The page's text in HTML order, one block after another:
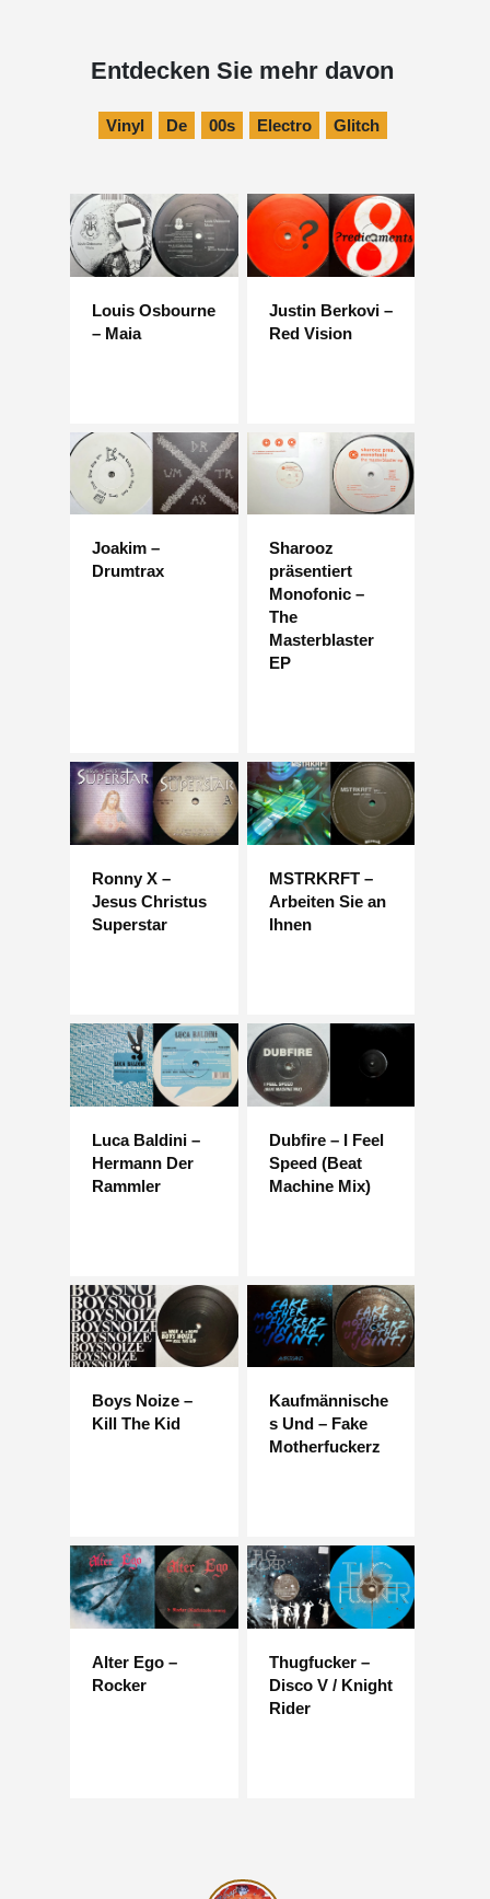
Entdecken Sie mehr davon
Vinyl De 00s Electro Glitch
Louis Osbourne
– Maia
Justin Berkovi –
Red Vision
Joakim –
Drumtrax
Sharooz
präsentiert
Monofonic –
The
Masterblaster
EP
Ronny X –
Jesus Christus
Superstar
MSTRKRFT –
Arbeiten Sie an
Ihnen
Luca Baldini –
Hermann Der
Rammler
Dubfire – I Feel
Speed ​​​​(Beat
Machine Mix)
Boys Noize –
Kill The Kid
Kaufmännische
s Und – Fake
Motherfuckerz
Alter Ego –
Rocker
Thugfucker –
Disco V / Knight
Rider